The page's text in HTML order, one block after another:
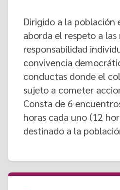
Dirigido a la población
aborda el respeto a las
responsabilidad
convivencia
conductas donde el
sujeto a cometer
Consta de 6
horas cada uno (12
destinado a la